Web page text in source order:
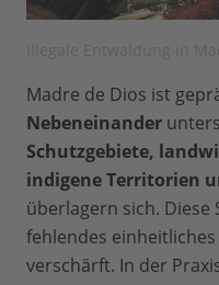
Madre de Dios ist
Nebeneinander
Schutzgebiete,
indigene Territorien
überlagern sich.
fehlendes
verschärft. In der